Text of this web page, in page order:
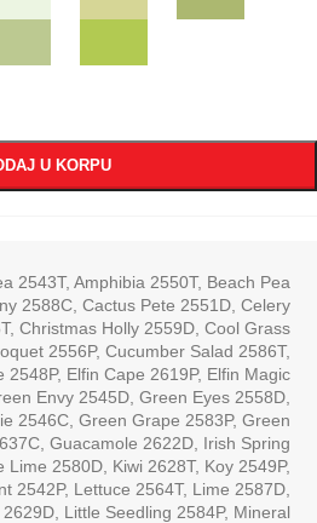
U KORPU
2543T, Amphibia 2550T, Beach Pea
2588C Cactus Pete 2551D Celery
, Christmas Holly 2559D Cool Grass
2556P, Cucumber Salad 2586T,
2548P, Elfin Cape 2619P, Elfin Magic
Envy 2545D Green Eyes 2558D
2546C Green Grape 2583P, Green
Guacamole 2622D Irish Spring
Lime 2580D Kiwi 2628T, Koy 2549P,
2542P, Lettuce 2564T, Lime 2587D
2629D Little Seedling 2584P, Mineral